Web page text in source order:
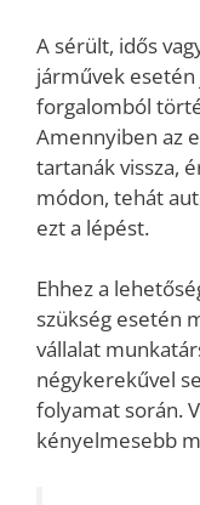
A sérült, idős
járművek
forgalomból
Amennyiben az
tartanák vissza,
módon, tehát
ezt a lépést.
Ehhez a
szükség esetén
vállalat
négykerekűvel
folyamat során.
kényelmesebb